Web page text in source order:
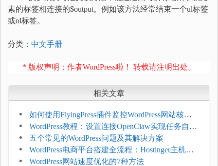
素的标签相连接的$output。例如该方法经常结束一个ul标签
或ol标签。
分类： 中文手册
* 版权声明：作者WordPress啦！ 转载请注明出处。
相关文章
如何使用FlyingPress插件监控WordPress网站核心
网页指标（CWV）
WordPress教程：设置连接OpenClaw实现任务自动
化
五个常见的WordPress问题及其解决方案
WordPress电商平台搭建全流程：Hostinger主机一
键部署
WordPress网站速度优化的7种方法